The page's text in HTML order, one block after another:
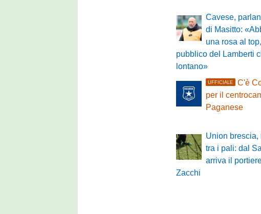
Cavese,
di Masitto:
una rosa al top,
pubblico del Lamberti
lontano»
UFFICIALE
C'è
per il
Paganese
Union brescia,
tra i pali: dal
arriva il
Zacchi